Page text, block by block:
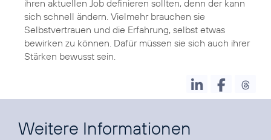
ihren aktuellen Job definieren sollten, denn der kann
sich schnell ändern. Vielmehr brauchen sie
Selbstvertrauen und die Erfahrung, selbst etwas
bewirken zu können. Dafür müssen sie sich auch ihrer
Stärken bewusst sein.
Weitere Informationen